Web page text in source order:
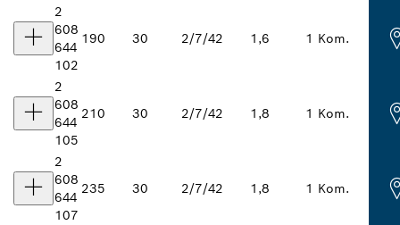
2
608
644
102
190 30 2/7/42 1,6 1 Kom.
2
608
644
105
210 30 2/7/42 1,8 1 Kom.
2
608
644
107
235 30 2/7/42 1,8 1 Kom.